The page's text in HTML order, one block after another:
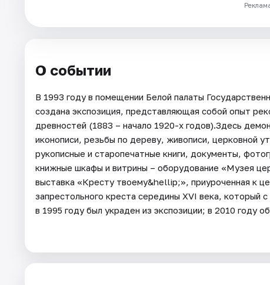
О событии
В 1993 году в помещении Белой палаты
создана экспозиция, представляющая собой опыт
древностей (1883 – начало 1920-х годов).Здесь
иконописи, резьбы по дереву, живописи, церковной
рукописные и старопечатные книги, документы,
книжные шкафы и витрины – оборудование «Музея
выставка «Кресту твоему&hellip;», приуроченная к
запрестольного креста середины XVI века, который
в 1995 году был украден из экспозиции; в 2010 году